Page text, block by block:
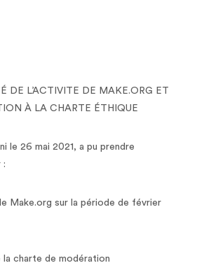
DE L’ACTIVITE DE MAKE.ORG ET
À LA CHARTE ÉTHIQUE
le 26 mai 2021, a pu prendre
:
Make.org sur la période de février
la charte de modération